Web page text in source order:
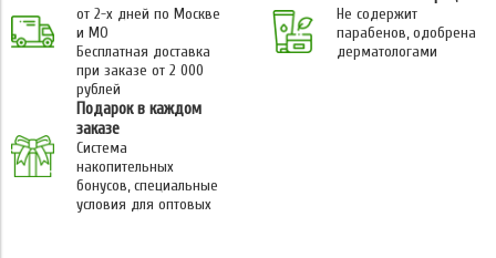
от 2-х дней по Москве
и МО
Бесплатная доставка
при заказе от 2 000
рублей
Не содержит
парабенов, одобрена
дерматологами
Подарок в каждом
заказе
Система
накопительных
бонусов, специальные
условия для оптовых